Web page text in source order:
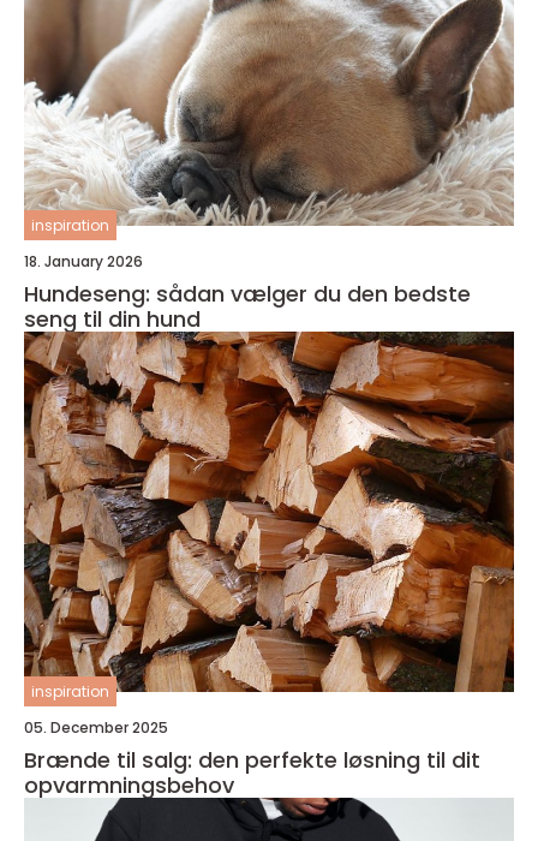
inspiration
18. January 2026
Hundeseng: sådan vælger du den bedste
seng til din hund
inspiration
05. December 2025
Brænde til salg: den perfekte løsning til dit
opvarmningsbehov